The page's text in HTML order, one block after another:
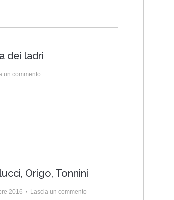
dei ladri
un commento
Origo, Tonnini
2016 Lascia un commento